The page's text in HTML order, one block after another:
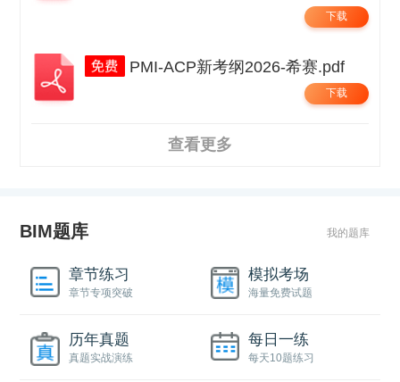
下载
PMI-ACP新考纲2026-希赛.pdf
下载
查看更多
BIM题库 我的题库
章节练习
章节专项突破
模拟考场
海量免费试题
历年真题
真题实战演练
每日一练
每天10题练习